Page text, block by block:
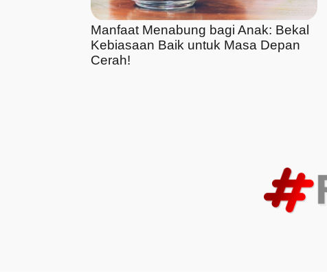
Manfaat Menabung bagi Anak: Bekal
Kebiasaan Baik untuk Masa Depan
Cerah!